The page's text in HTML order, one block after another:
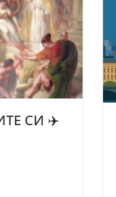
СИ ✈️